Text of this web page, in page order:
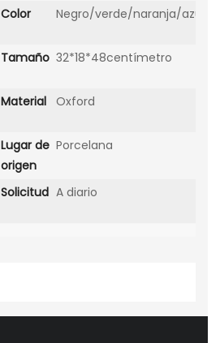
Color Negro/verde/naranja/azul
Tamaño 32*18*48centímetro
Material Oxford
Lugar de
origen
Porcelana
Solicitud A diario